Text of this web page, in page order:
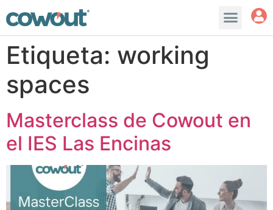
Etiqueta: working
spaces
Masterclass de Cowout en
el IES Las Encinas